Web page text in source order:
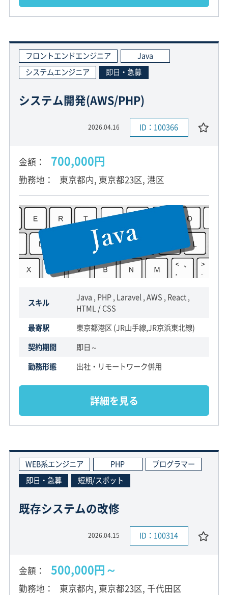
フロントエンドエンジニア
Java
システムエンジニア
即日・急募
システム開発(AWS/PHP)
2026.04.16 ID：100366
金額 700,000円
勤務地 東京都内, 東京都23区, 港区
スキル
Java , PHP , Laravel , AWS , React ,
HTML / CSS
最寄駅
東京都港区 (JR山手線,JR京浜東北線)
契約期間
即日～
勤務形態
出社・リモートワーク併用
詳細を見る
WEB系エンジニア PHP
プログラマー
即日・急募
短期/スポット
既存システムの改修
2026.04.15 ID：100314
金額 500,000円～
勤務地 東京都内, 東京都23区, 千代田区